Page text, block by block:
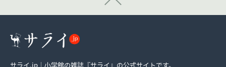
サライ.jp｜小学館の雑誌『サライ』の公式サイトです。